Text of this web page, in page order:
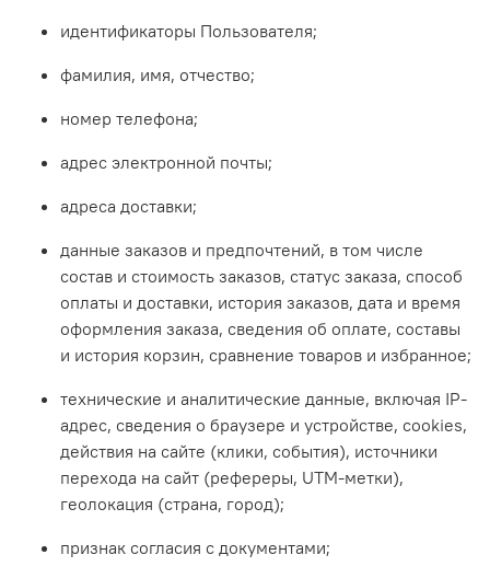
идентификаторы Пользователя;
фамилия, имя, отчество;
номер телефона;
адрес электронной почты;
адреса доставки;
данные заказов и предпочтений, в том числе
состав и стоимость заказов, статус заказа, способ
оплаты и доставки, история заказов, дата и время
оформления заказа, сведения об оплате, составы
и история корзин, сравнение товаров и избранное;
технические и аналитические данные, включая IP-
адрес, сведения о браузере и устройстве, сookies,
действия на сайте (клики, события), источники
перехода на сайт (рефереры, UTM-метки),
геолокация (страна, город);
признак согласия с документами;